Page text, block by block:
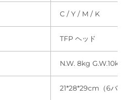
C / Y / M / K
TFP ヘッド
N.W. 8kg G.W.10kg
21*28*29cm（6バ